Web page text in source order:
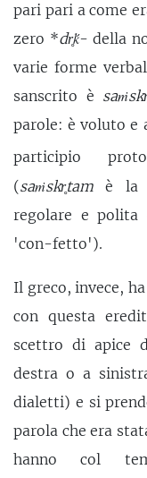
pari pari a come
zero *dr̥ḱ- della
varie forme
sanscrito è
parole: è voluto e
participio
(saṁskr̥tam è la
regolare e polita
'con-fetto').
Il greco, invece,
con questa
scettro di apice
destra o a
dialetti) e si
parola che era
hanno col